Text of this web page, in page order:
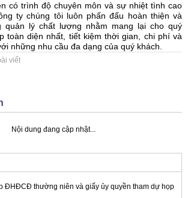
có trình độ chuyên môn và sự nhiệt tình cao
ty chúng tôi luôn phấn đấu hoàn thiện và
quản lý chất lượng nhằm mang lại cho quý
toàn diện nhất, tiết kiệm thời gian, chi phí và
những nhu cầu đa dạng của quý khách.
viết
Nội dung đang cập nhật...
ĐHĐCĐ thường niên và giấy ủy quyền tham dự họp